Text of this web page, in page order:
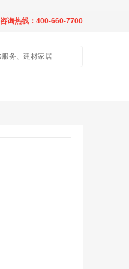
咨询热线：400-660-7700